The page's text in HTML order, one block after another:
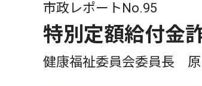
市政レポートNo.95
特別定額給付金
健康福祉委員会委員長 原